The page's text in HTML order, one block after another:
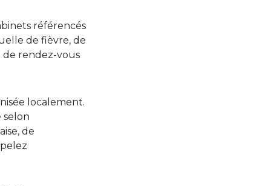
référencés
de fièvre, de
de rendez-vous
localement.
selon
de